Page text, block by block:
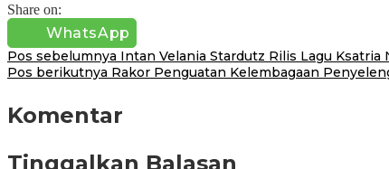
Share on:
WhatsApp
Navigasi
Pos sebelumnya Intan Velania Stardutz Rilis Lagu
Pos berikutnya Rakor Penguatan Kelembagaan
Komentar
Tinggalkan Balasan